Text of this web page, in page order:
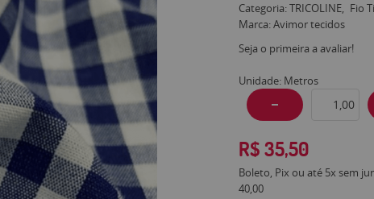
Categoria:TRICOLINE Fio
Marca:Avimor tecidos
Seja o primeira a avaliar!
Unidade: Metros
R$ 35,50
Boleto, Pix ou até 5x sem
40,00